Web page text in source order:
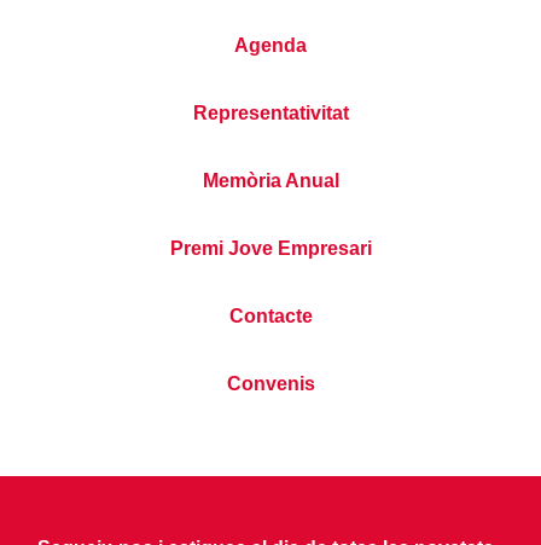
Agenda
Representativitat
Memòria Anual
Premi Jove Empresari
Contacte
Convenis